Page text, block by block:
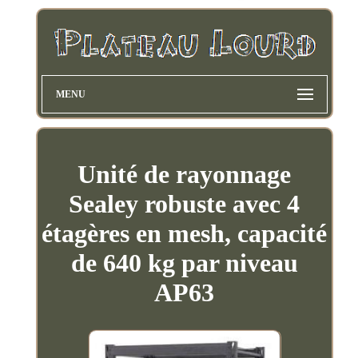
MENU
Unité de rayonnage
Sealey robuste avec 4
étagères en mesh, capacité
de 640 kg par niveau
AP63